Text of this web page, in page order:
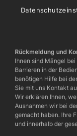
Rückmeldung und
Ihnen sind Mängel
Barrieren in der
benötigen Hilfe bei
Sie mit uns Kontakt
Wir erklären Ihnen,
Ausnahmen wir bei
gemacht haben. Ihre
und innerhalb der